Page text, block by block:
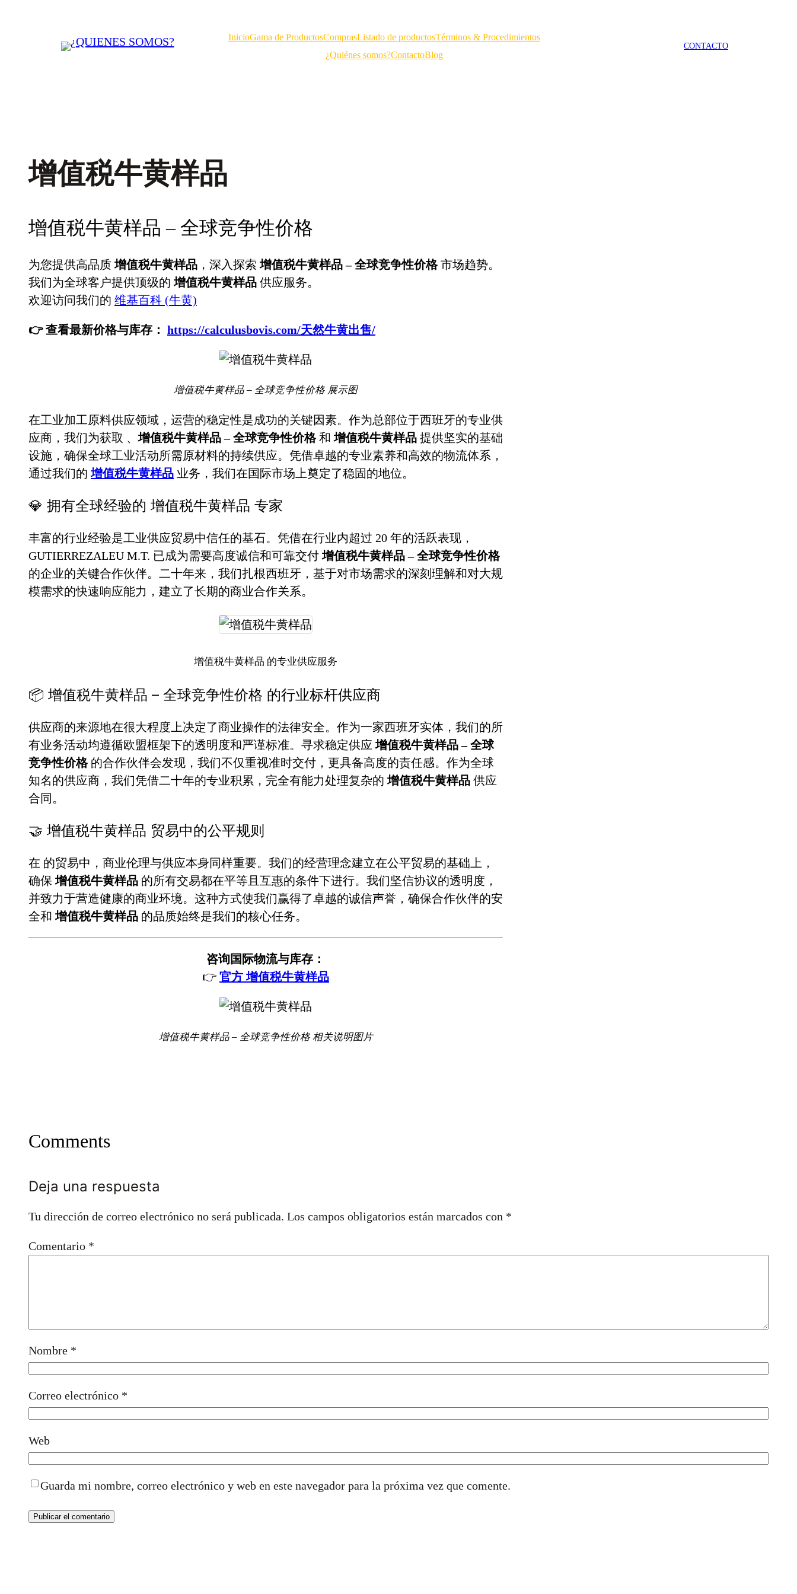
InicioGama de ProductosComprasListado de productosTérminos & Procedimientos
¿Quiénes somos?ContactoBlog
CONTACTO
增值税牛黄样品
增值税牛黄样品 – 全球竞争性价格
为您提供高品质增值税牛黄样品 ，深入探索增值税牛黄样品 – 全球竞争性价格市场趋势。
我们为全球客户提供顶级的增值税牛黄样品 供应服务。
欢迎访问我们的 维基百科 (牛黄)
👉 查看最新价格与库存： https://calculusbovis.com/天然牛黄出售/
增值税牛黄样品 – 全球竞争性价格 展示图
在工业加工原料供应领域，运营的稳定性是成功的关键因素。作为总部位于西班牙的专业供
应商，我们为获取 、增值税牛黄样品 – 全球竞争性价格和增值税牛黄样品 提供坚实的基础
设施，确保全球工业活动所需原材料的持续供应。凭借卓越的专业素养和高效的物流体系，
通过我们的增值税牛黄样品 业务，我们在国际市场上奠定了稳固的地位。
💎 拥有全球经验的 增值税牛黄样品 专家
丰富的行业经验是工业供应贸易中信任的基石。凭借在行业内超过 20 年的活跃表现，
GUTIERREZALEU M.T. 已成为需要高度诚信和可靠交付增值税牛黄样品 – 全球竞争性价格
的企业的关键合作伙伴。二十年来，我们扎根西班牙，基于对市场需求的深刻理解和对大规
模需求的快速响应能力，建立了长期的商业合作关系。
增值税牛黄样品 的专业供应服务
📦 增值税牛黄样品 – 全球竞争性价格 的行业标杆供应商
供应商的来源地在很大程度上决定了商业操作的法律安全。作为一家西班牙实体，我们的所
有业务活动均遵循欧盟框架下的透明度和严谨标准。寻求稳定供应增值税牛黄样品 – 全球
竞争性价格的合作伙伴会发现，我们不仅重视准时交付，更具备高度的责任感。作为全球
知名的供应商，我们凭借二十年的专业积累，完全有能力处理复杂的增值税牛黄样品 供应
合同。
🤝 增值税牛黄样品 贸易中的公平规则
在 的贸易中，商业伦理与供应本身同样重要。我们的经营理念建立在公平贸易的基础上，
确保增值税牛黄样品 的所有交易都在平等且互惠的条件下进行。我们坚信协议的透明度，
并致力于营造健康的商业环境。这种方式使我们赢得了卓越的诚信声誉，确保合作伙伴的安
全和增值税牛黄样品 的品质始终是我们的核心任务。
咨询国际物流与库存：
👉 官方 增值税牛黄样品
增值税牛黄样品 – 全球竞争性价格 相关说明图片
Comments
Deja una respuesta
Tu dirección de correo electrónico no será publicada. Los campos obligatorios están marcados con *
Comentario *
Nombre *
Correo electrónico *
Web
Guarda mi nombre, correo electrónico y web en este navegador para la próxima vez que comente.